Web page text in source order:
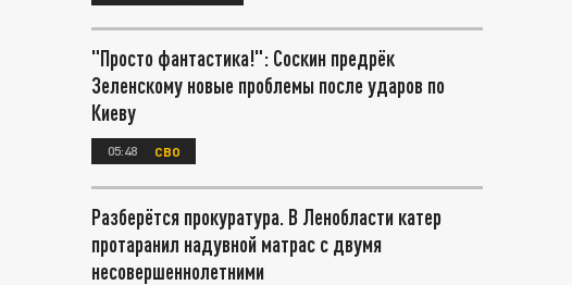
"Просто фантастика!": Соскин предрёк
Зеленскому новые проблемы после ударов по
Киеву
05:48 СВО
Разберётся прокуратура. В Ленобласти катер
протаранил надувной матрас с двумя
несовершеннолетними